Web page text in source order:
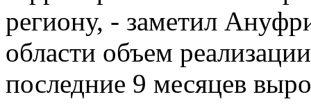
региону, - заметил
области объем
последние 9 месяцев